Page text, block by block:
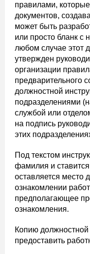
правилами,
документов,
может быть
или просто бланк с
любом случае этот
утвержден
организации
предварительного
должностной
подразделениями
службой или
на подпись
этих
Под текстом
фамилия и
оставляется место
ознакомлении
предполагающее
ознакомления.
Копию должностной
предоставить